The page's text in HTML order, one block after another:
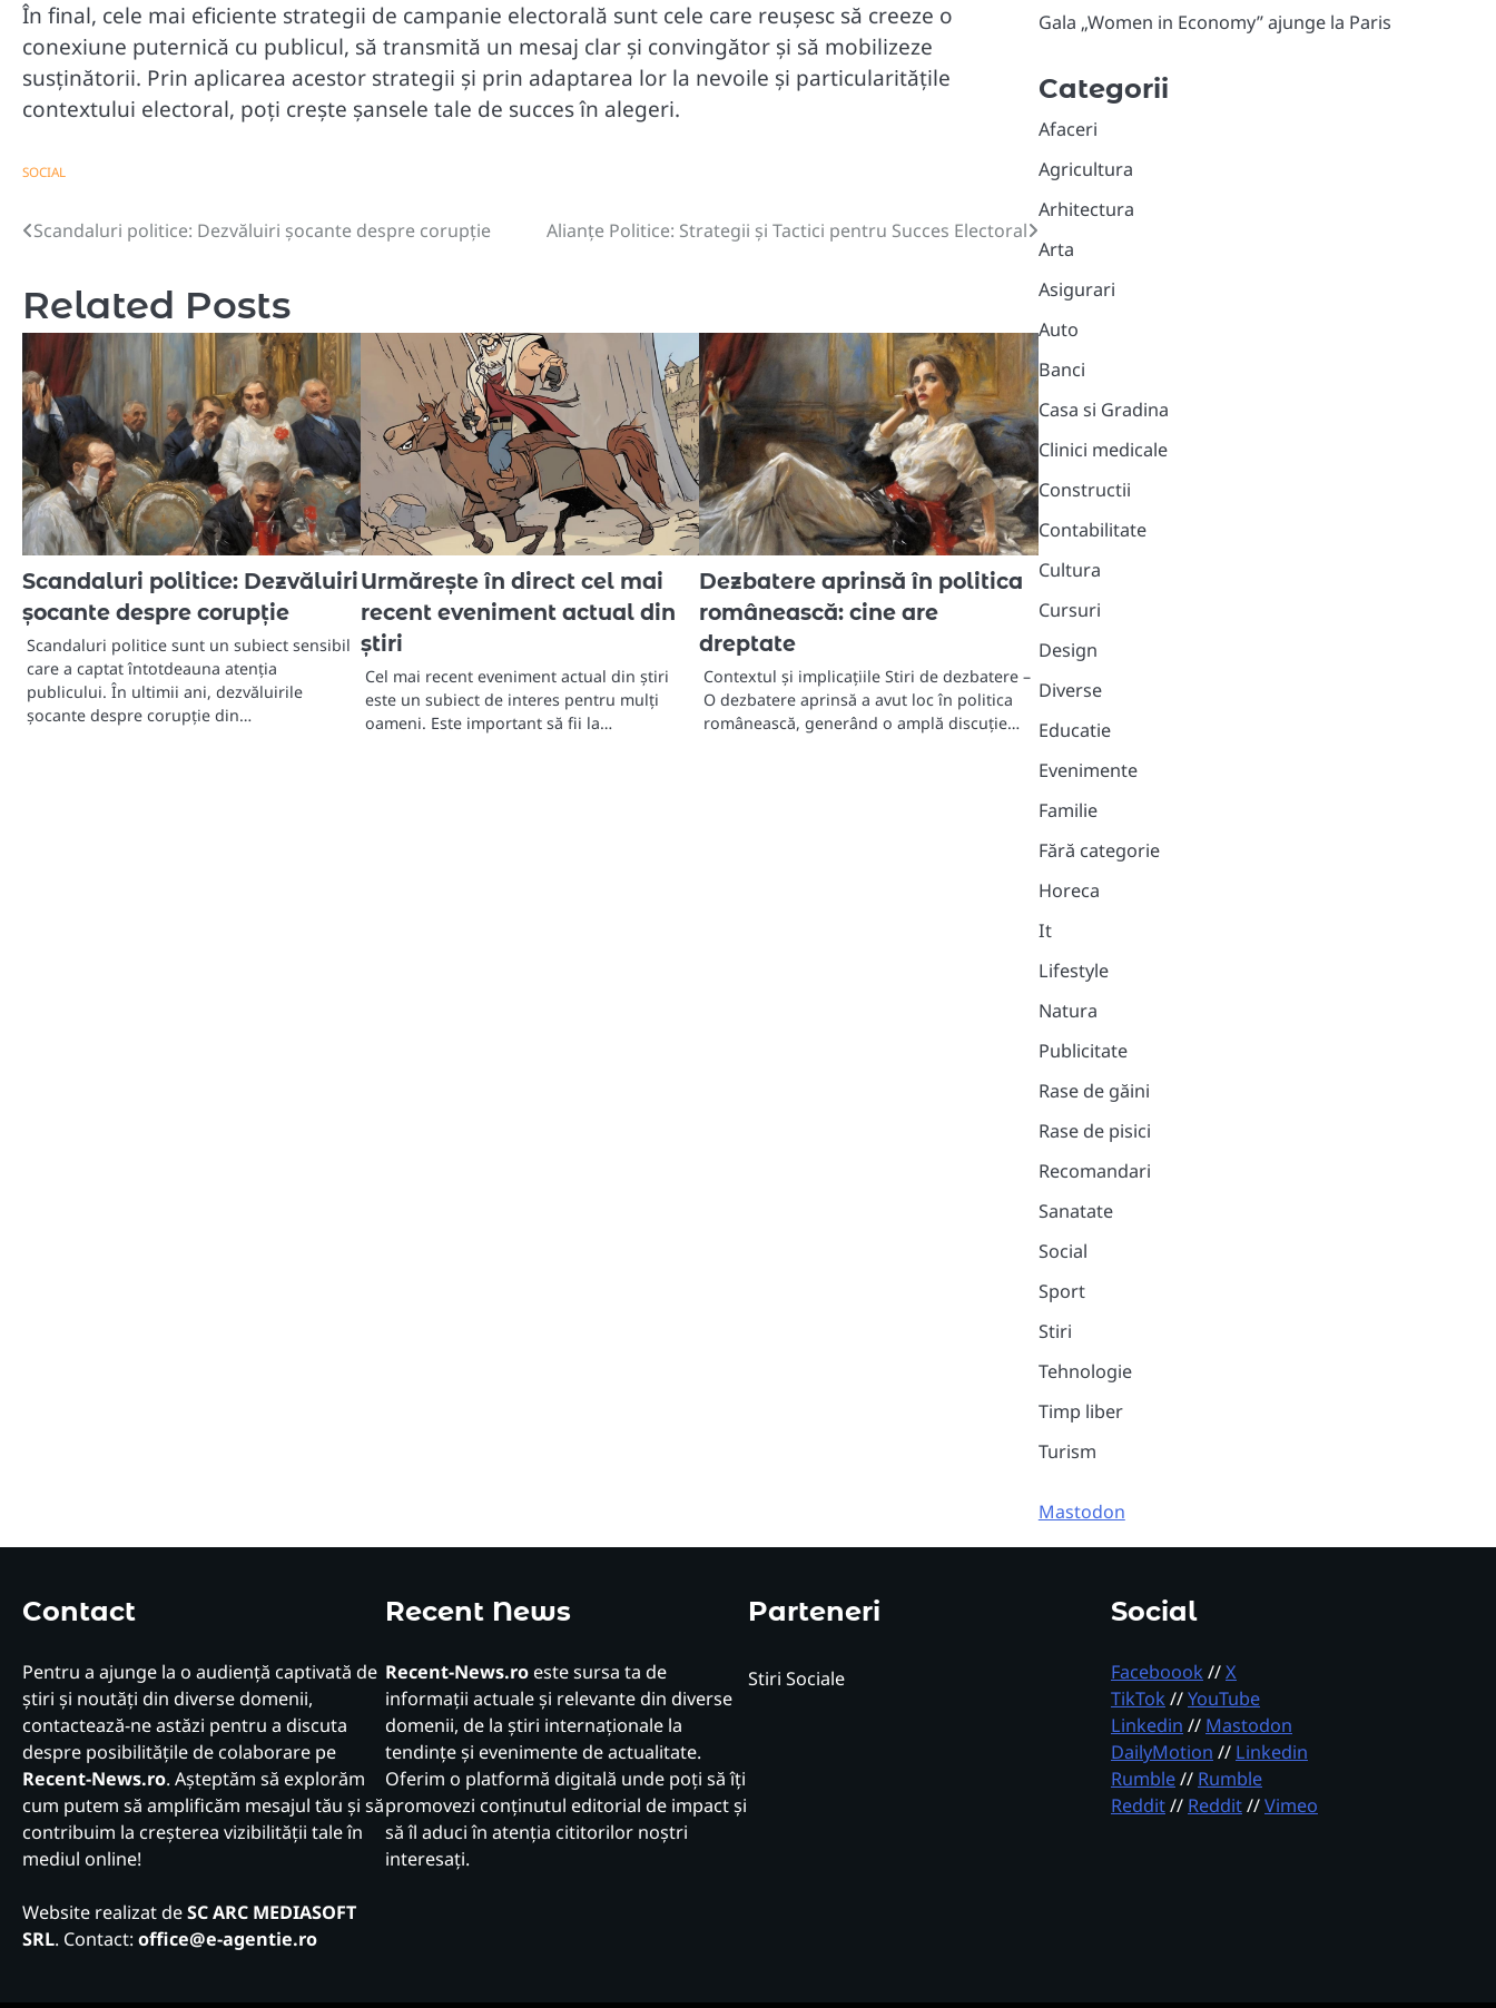
În final, cele mai eficiente strategii de campanie electorală sunt cele care reușesc să creeze o
conexiune puternică cu publicul, să transmită un mesaj clar și convingător și să mobilizeze
susținătorii. Prin aplicarea acestor strategii și prin adaptarea lor la nevoile și particularitățile
contextului electoral, poți crește șansele tale de succes în alegeri.
SOCIAL
Navigare
articole
Scandaluri politice: Dezvăluiri șocante despre corupție Alianțe Politice: Strategii și Tactici pentru Succes Electoral
Related Posts
Scandaluri politice: Dezvăluiri
șocante despre corupție
Scandaluri politice sunt un subiect sensibil
care a captat întotdeauna atenția
publicului. În ultimii ani, dezvăluirile
șocante despre corupție din…
Urmărește în direct cel mai
recent eveniment actual din
știri
Cel mai recent eveniment actual din știri
este un subiect de interes pentru mulți
oameni. Este important să fii la…
Dezbatere aprinsă în politica
românească: cine are
dreptate
Contextul și implicațiile Stiri de dezbatere –
O dezbatere aprinsă a avut loc în politica
românească, generând o amplă discuție…
Gala „Women in Economy” ajunge la Paris
Categorii
Afaceri
Agricultura
Arhitectura
Arta
Asigurari
Auto
Banci
Casa si Gradina
Clinici medicale
Constructii
Contabilitate
Cultura
Cursuri
Design
Diverse
Educatie
Evenimente
Familie
Fără categorie
Horeca
It
Lifestyle
Natura
Publicitate
Rase de găini
Rase de pisici
Recomandari
Sanatate
Social
Sport
Stiri
Tehnologie
Timp liber
Turism
Mastodon
Contact
Pentru a ajunge la o audiență captivată de
știri și noutăți din diverse domenii,
contactează-ne astăzi pentru a discuta
despre posibilitățile de colaborare pe
Recent-News.ro. Așteptăm să explorăm
cum putem să amplificăm mesajul tău și să
contribuim la creșterea vizibilității tale în
mediul online!
Website realizat deSC ARC MEDIASOFT
SRL. Contact:office@e-agentie.ro
Recent News
Recent-News.ro este sursa ta de
informații actuale și relevante din diverse
domenii, de la știri internaționale la
tendințe și evenimente de actualitate.
Oferim o platformă digitală unde poți să îți
promovezi conținutul editorial de impact și
să îl aduci în atenția cititorilor noștri
interesați.
Parteneri
Stiri Sociale
Social
Faceboook//X
TikTok//YouTube
Linkedin // Mastodon
DailyMotion // Linkedin
Rumble// Rumble
Reddit// Reddit//Vimeo